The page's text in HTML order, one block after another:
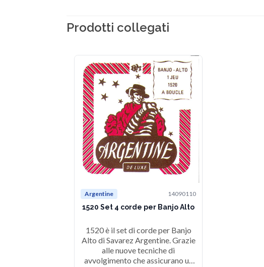
Prodotti collegati
Argentine 14090110
1520 Set 4 corde per Banjo Alto
1520 è il set di corde per Banjo
Alto di Savarez Argentine. Grazie
alle nuove tecniche di
avvolgimento che assicurano un